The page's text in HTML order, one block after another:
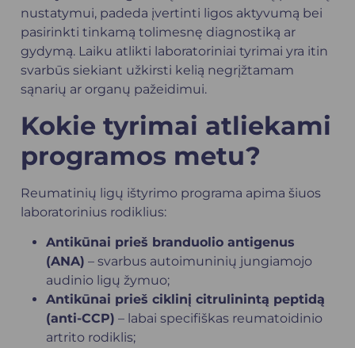
nustatymui, padeda įvertinti ligos aktyvumą bei
pasirinkti tinkamą tolimesnę diagnostiką ar
gydymą. Laiku atlikti laboratoriniai tyrimai yra itin
svarbūs siekiant užkirsti kelią negrįžtamam
sąnarių ar organų pažeidimui.
Kokie tyrimai atliekami
programos metu?
Reumatinių ligų ištyrimo programa apima šiuos
laboratorinius rodiklius:
Antikūnai prieš branduolio antigenus
(ANA) – svarbus autoimuninių jungiamojo
audinio ligų žymuo;
Antikūnai prieš ciklinį citrulinintą peptidą
(anti-CCP) – labai specifiškas reumatoidinio
artrito rodiklis;